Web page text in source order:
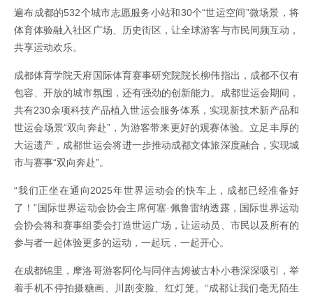
遍布成都的532个城市志愿服务小站和30个“世运空间”微场景，将
体育体验融入社区广场、历史街区，让全球游客与市民同频互动，
共享运动欢乐。
成都体育学院天府国际体育赛事研究院院长柳伟指出，成都不仅有
包容、开放的城市氛围，还有强劲的创新能力。成都世运会期间，
共有230余项科技产品植入世运会服务体系，实现新技术新产品和
世运会场景“双向奔赴”，为游客带来更好的观赛体验。立足丰厚的
大运遗产，成都世运会将进一步推动成都文体旅深度融合，实现城
市与赛事“双向奔赴”。
“我们正坐在通向2025年世界运动会的快车上，成都已经准备好
了！”国际世界运动会协会主席何塞·佩鲁雷纳透露，国际世界运动
会协会将和赛事组委会打造世运广场，让运动员、市民以及所有的
参与者一起体验更多的运动，一起玩，一起开心。
在成都锦里，摩洛哥游客阿伦与同伴吉姆被古朴小巷深深吸引，举
着手机不停拍摄糖画、川剧变脸、红灯笼。“成都让我们毫无陌生